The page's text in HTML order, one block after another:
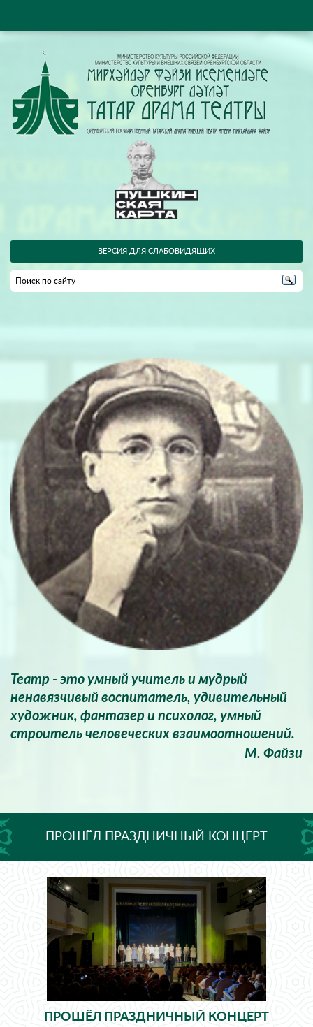
ВЕРСИЯ ДЛЯ СЛАБОВИДЯЩИХ
Театр - это умный учитель и мудрый
ненавязчивый воспитатель, удивительный
художник, фантазер и психолог, умный
строитель человеческих взаимоотношений.
М. Файзи
ПРОШЁЛ ПРАЗДНИЧНЫЙ КОНЦЕРТ
ПРОШЁЛ ПРАЗДНИЧНЫЙ КОНЦЕРТ